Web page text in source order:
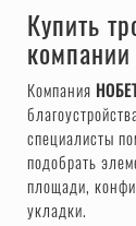
Купить
Компания
специалисты
подобрать
площади,
укладки.